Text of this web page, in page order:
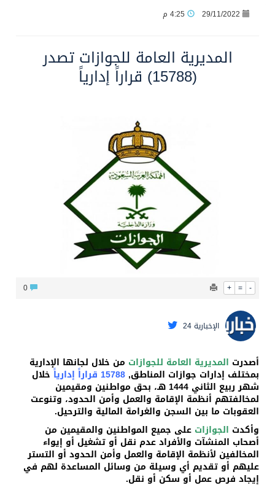
محافظ عفيف يؤدي صلاة عيد الأضحى
29/11/2022
المديرية العامة للجوازات تصدر
(15788) قراراً إدارياً
+ = -
الإخبارية 24
أصدرت المديرية العامة للجوازات من خلال لجانها الإدارية
بمختلف إدارات جوازات المناطق, 15788 قراراً إدارياً خلال
شهر ربيع الثاني 1444 هـ، بحق مواطنين ومقيمين
لمخالفتهم أنظمة الإقامة والعمل وأمن الحدود، وتنوعت
العقوبات ما بين السجن والغرامة المالية والترحيل.
وأكدت الجوازات على جميع المواطنين والمقيمين من
أصحاب المنشآت والأفراد عدم نقل أو تشغيل أو إيواء
المخالفين لأنظمة الإقامة والعمل وأمن الحدود أو التستر
عليهم أو تقديم أي وسيلة من وسائل المساعدة لهم في
إيجاد فرص عمل أو سكن أو نقل.